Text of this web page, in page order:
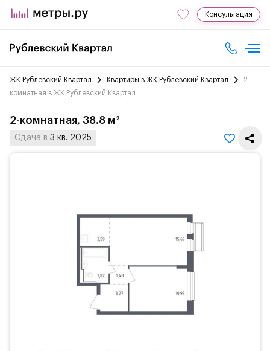
Консультация
ЖК Рублевский Квартал Квартиры в ЖК Рублевский Квартал
2-
комнатная в ЖК Рублевский Квартал
2-комнатная, 38.8 м²
Сдача в 3 кв. 2025